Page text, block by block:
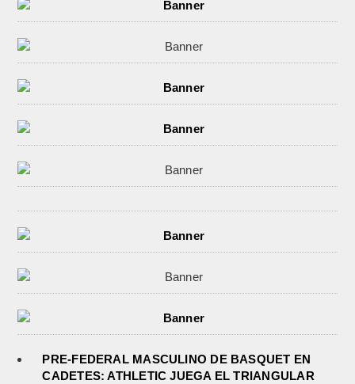
PRE-FEDERAL MASCULINO DE BASQUET EN
CADETES: ATHLETIC JUEGA EL TRIANGULAR